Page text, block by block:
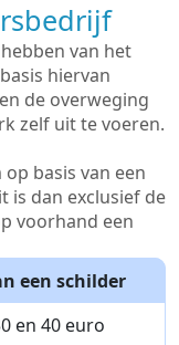
van het
hiervan
de overweging
zelf uit te voeren.
basis van een
is dan exclusief de
voorhand een
een schilder
en 40 euro